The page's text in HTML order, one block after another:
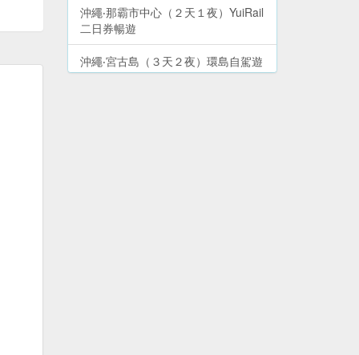
沖繩‧那霸市中心（２天１夜）YuiRail
二日券暢遊
沖繩‧宮古島（３天２夜）環島自駕遊